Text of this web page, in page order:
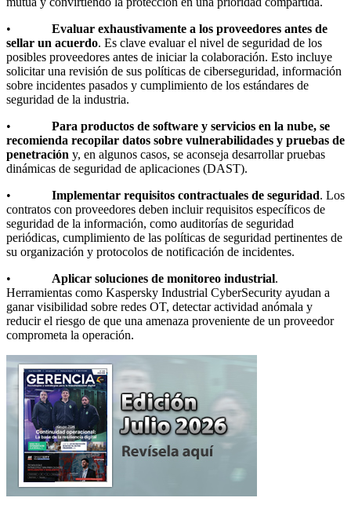
• Evaluar exhaustivamente a los proveedores antes de
sellar un acuerdo. Es clave evaluar el nivel de seguridad de los
posibles proveedores antes de iniciar la colaboración. Esto incluye
solicitar una revisión de sus políticas de ciberseguridad, información
sobre incidentes pasados y cumplimiento de los estándares de
seguridad de la industria.
• Para productos de software y servicios en la nube, se
recomienda recopilar datos sobre vulnerabilidades y pruebas de
penetración y, en algunos casos, se aconseja desarrollar pruebas
dinámicas de seguridad de aplicaciones (DAST).
• Implementar requisitos contractuales de seguridad. Los
contratos con proveedores deben incluir requisitos específicos de
seguridad de la información, como auditorías de seguridad
periódicas, cumplimiento de las políticas de seguridad pertinentes de
su organización y protocolos de notificación de incidentes.
• Aplicar soluciones de monitoreo industrial.
Herramientas como Kaspersky Industrial CyberSecurity ayudan a
ganar visibilidad sobre redes OT, detectar actividad anómala y
reducir el riesgo de que una amenaza proveniente de un proveedor
comprometa la operación.